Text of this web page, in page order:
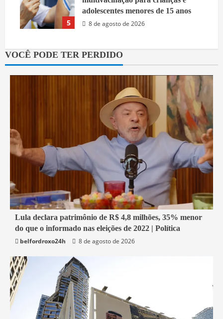
5
adolescentes menores de 15 anos
8 de agosto de 2026
VOCÊ PODE TER PERDIDO
1 min read
Economia
Lula declara patrimônio de R$ 4,8 milhões, 35% menor
do que o informado nas eleições de 2022 | Política
belfordroxo24h
8 de agosto de 2026